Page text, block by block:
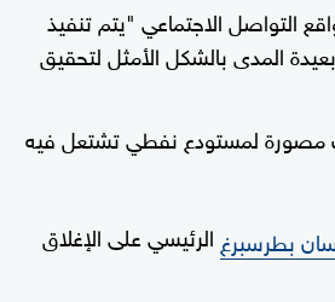
التواصل الاجتماعي "يتم تنفيذ
المدى بالشكل الأمثل لتحقيق
مصورة لمستودع نفطي تشتعل فيه
بطرسبرغالرئيسي على الإغلاق